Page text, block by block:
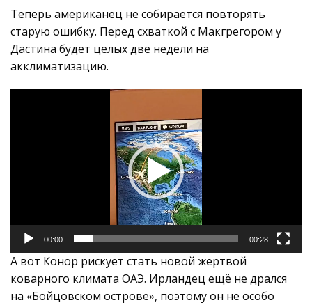
Теперь американец не собирается повторять
старую ошибку. Перед схваткой с Макгрегором у
Дастина будет целых две недели на
акклиматизацию.
00:00 00:28
А вот Конор рискует стать новой жертвой
коварного климата ОАЭ. Ирландец ещё не дрался
на «Бойцовском острове», поэтому он не особо